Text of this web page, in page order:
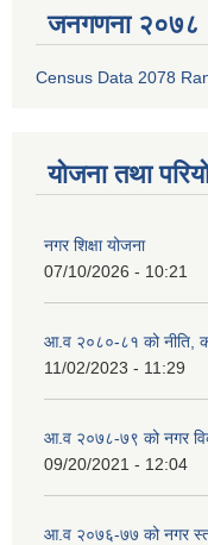
जनगणना २०७८
Census Data 2078
योजना तथा
नगर शिक्षा योजना
07/10/2026 - 10:21
आ.व २०८०-८१ को नीति,
11/02/2023 - 11:29
आ.व २०७८-७९ को नगर
09/20/2021 - 12:04
आ.व २०७६-७७ को नगर